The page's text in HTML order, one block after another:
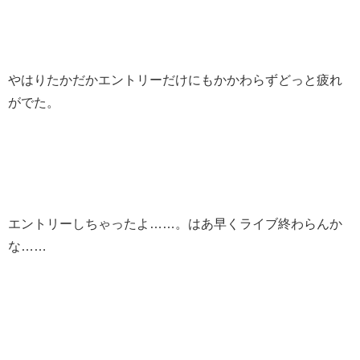
やはりたかだかエントリーだけにもかかわらずどっと疲れ
がでた。
エントリーしちゃったよ……。はあ早くライブ終わらんか
な……